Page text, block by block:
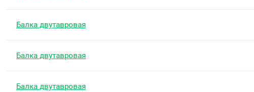
Балка двутавровая
Балка двутавровая
Балка двутавровая